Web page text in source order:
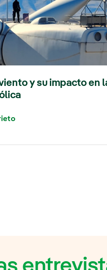
y su impacto en